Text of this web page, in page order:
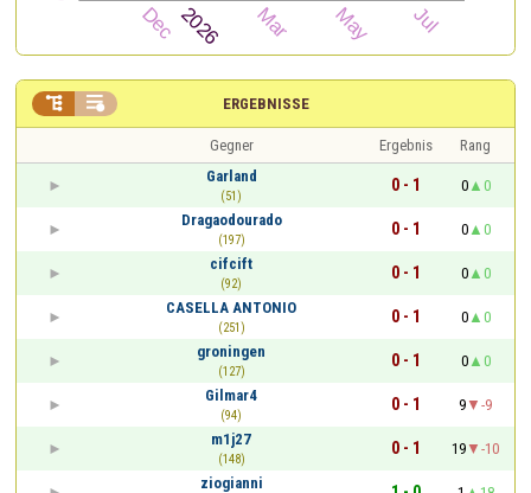
ERGEBNISSE
 
Gegner Ergebnis
Rang
Garland
(51)
0 - 1 0
0
Dragaodourado
(197)
0 - 1 0
0
cifcift
(92)
0 - 1 0
0
CASELLA ANTONIO
(251)
0 - 1 0
0
groningen
(127)
0 - 1 0
0
Gilmar4
(94)
0 - 1 9
-9
m1j27
(148)
0 - 1 19
-10
ziogianni